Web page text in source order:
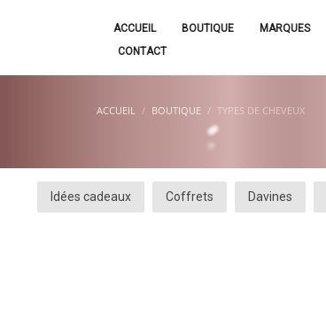
ACCUEIL BOUTIQUE MARQUES
CONTACT
ACCUEIL BOUTIQUE TYPES DE CHEVEUX
Idées cadeaux Coffrets Davines